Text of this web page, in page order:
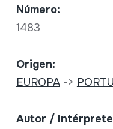
Número:
1483
Origen:
EUROPA->
Autor / Intérprete